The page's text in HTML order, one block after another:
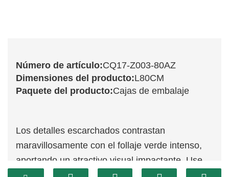
Número de artículo:CQ17-Z003-80AZ
Dimensiones del producto:L80CM
Paquete del producto:Cajas de embalaje
Los detalles escarchados contrastan
maravillosamente con el follaje verde intenso,
aportando un atractivo visual impactante. Use
esta rama como pieza destacada en su